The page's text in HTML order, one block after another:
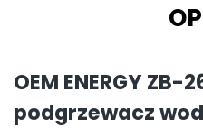
OEM ENERGY
podgrzewacz